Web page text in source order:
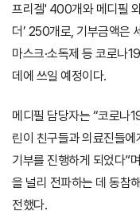
프리겔' 400개와 메디필
더’ 250개로, 기부금액은
마스크·소독제 등 코로나
데에 쓰일 예정이다.
메디필 담당자는 “코로나
린이 친구들과 의료진들
기부를 진행하게 되었다”
을 널리 전파하는 데 동참
전했다.